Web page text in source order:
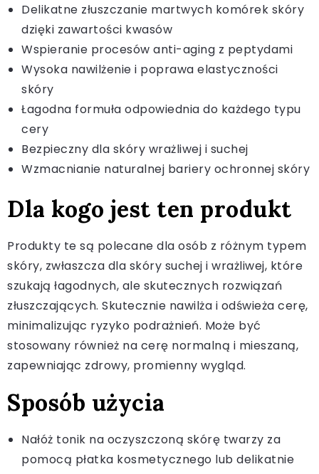
Delikatne złuszczanie martwych komórek skóry
dzięki zawartości kwasów
Wspieranie procesów anti-aging z peptydami
Wysoka nawilżenie i poprawa elastyczności
skóry
Łagodna formuła odpowiednia do każdego typu
cery
Bezpieczny dla skóry wrażliwej i suchej
Wzmacnianie naturalnej bariery ochronnej skóry
Dla kogo jest ten produkt
Produkty te są polecane dla osób z różnym typem
skóry, zwłaszcza dla skóry suchej i wrażliwej, które
szukają łagodnych, ale skutecznych rozwiązań
złuszczających. Skutecznie nawilża i odświeża cerę,
minimalizując ryzyko podrażnień. Może być
stosowany również na cerę normalną i mieszaną,
zapewniając zdrowy, promienny wygląd.
Sposób użycia
Nałóż tonik na oczyszczoną skórę twarzy za
pomocą płatka kosmetycznego lub delikatnie